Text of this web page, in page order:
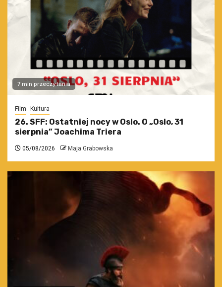
7 min przeczytania
Film Kultura
26. SFF: Ostatniej nocy w Oslo. O „Oslo, 31
sierpnia” Joachima Triera
05/08/2026 Maja Grabowska